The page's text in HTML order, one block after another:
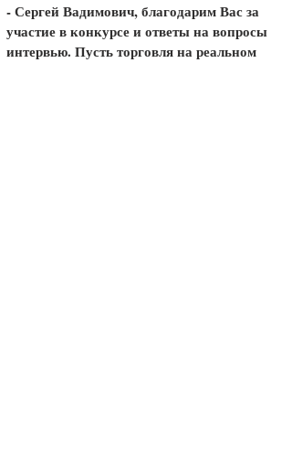
- Сергей Вадимович, благодарим Вас за
участие в конкурсе и ответы на вопросы
интервью. Пусть торговля на реальном